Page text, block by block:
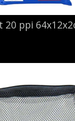
20 ppi